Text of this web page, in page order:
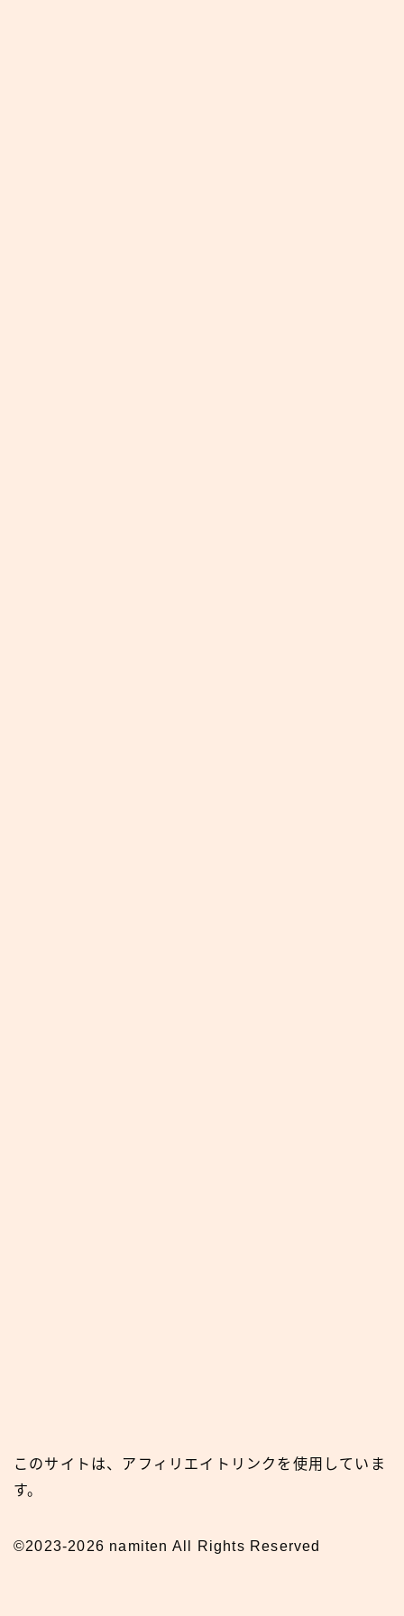
このサイトは、アフィリエイトリンクを使用していま
す。
©2023-2026 namiten All Rights Reserved